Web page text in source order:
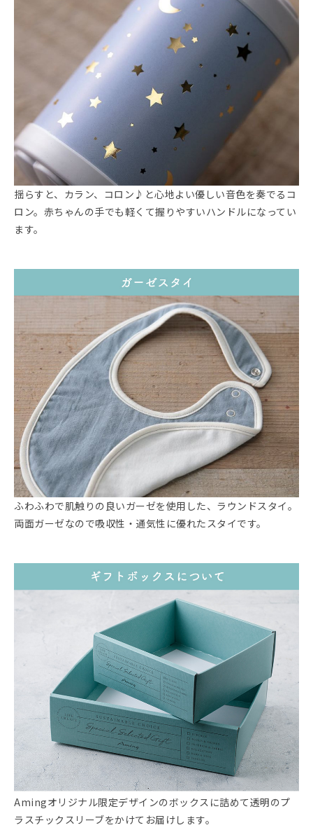
揺らすと、カラン、コロン♪と心地よい優しい音色を奏でるコ
ロン。赤ちゃんの手でも軽くて握りやすいハンドルになってい
ます。
ふわふわで肌触りの良いガーゼを使用した、ラウンドスタイ。
両面ガーゼなので吸収性・通気性に優れたスタイです。
Amingオリジナル限定デザインのボックスに詰めて透明のプ
ラスチックスリーブをかけてお届けします。